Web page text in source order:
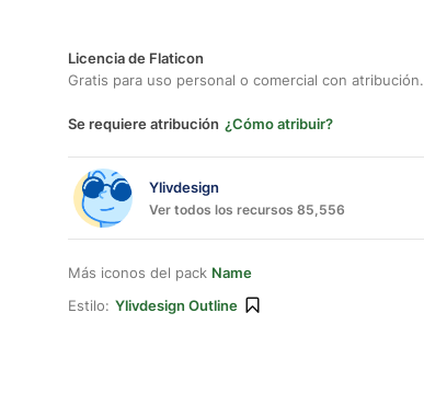
Licencia de Flaticon
Gratis para uso personal o comercial con atribución.
Se requiere atribución ¿Cómo atribuir?
Ylivdesign
Ver todos los recursos 85,556
Más iconos del pack Name
Estilo: Ylivdesign Outline